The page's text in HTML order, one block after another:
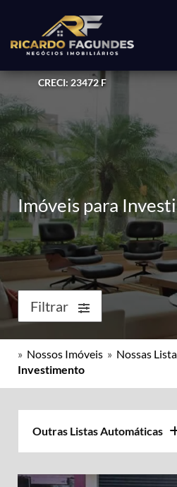
CRECI: 23472 F
Imóveis para
Filtrar
» Nossos Imóveis » Nossas
Investimento
Outras Listas Automáticas